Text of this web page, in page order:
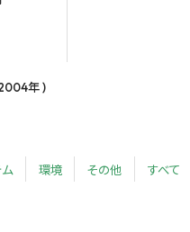
年 )
環境 その他 すべて